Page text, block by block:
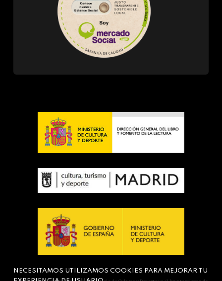
NECESITAMOS UTILIZAMOS COOKIES PARA MEJORAR TU